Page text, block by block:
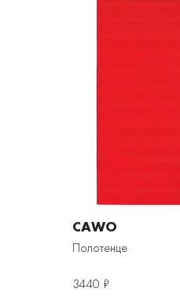
CAWO
Полотенце
3440 ₽